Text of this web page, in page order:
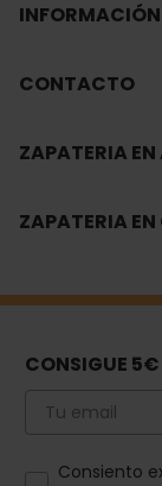
INFORMACIÓN
CONTACTO
ZAPATERIA
ZAPATERIA
CONSIGUE 5€
Email
How would
Consiento